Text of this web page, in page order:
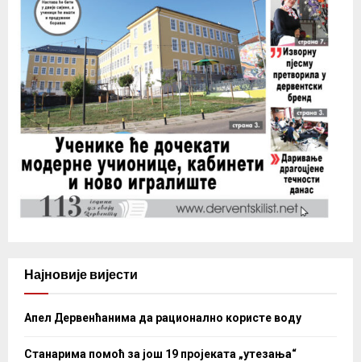
Најновије вијести
Апел Дервенћанима да рационално користе воду
Станарима помоћ за још 19 пројеката „утезања“